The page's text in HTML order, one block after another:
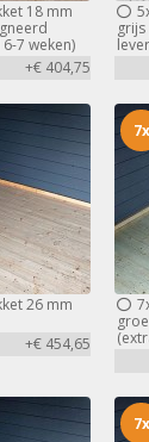
18 mm
7 weken)
+€ 404,75
26 mm
+€ 454,65
7x
7x